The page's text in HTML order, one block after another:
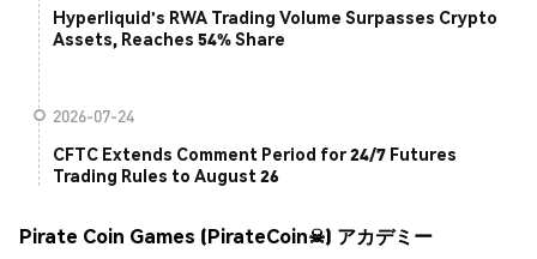
Hyperliquid's RWA Trading Volume Surpasses Crypto
Assets, Reaches 54% Share
2026-07-24
CFTC Extends Comment Period for 24/7 Futures
Trading Rules to August 26
Pirate Coin Games (PirateCoin☠) アカデミー